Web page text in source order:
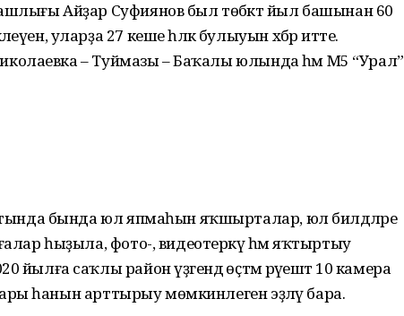
Айҙар Суфиянов был төбәктә йыл башынан 60
уларҙа 27 кеше һәләк булыуын хәбәр итте.
Николаевка – Туймазы – Баҡалы юлында һәм М5 “Урал”
бында юл япмаһын яҡшырталар, юл билдәләре
һыҙыла, фото-, видеотеркәү һәм яҡтыртыу
саҡлы район үҙәгендә өҫтәмә рәүештә 10 камера
һанын арттырыу мөмкинлеген эҙләү бара.